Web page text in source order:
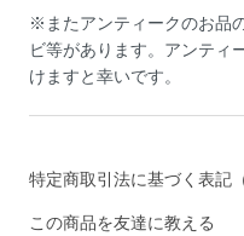
※またアンティークのお品
ビ等があります。アンティ
けますと幸いです。
特定商取引法に基づく表記
この商品を友達に教える